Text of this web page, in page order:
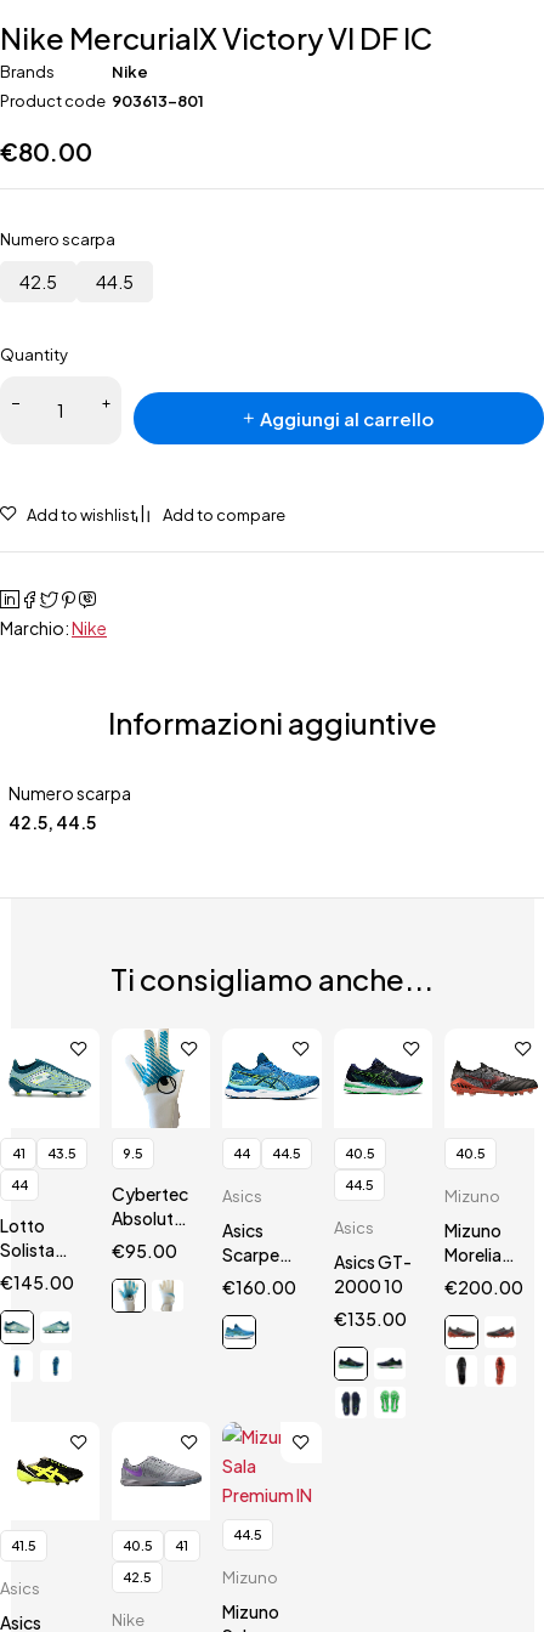
Nike MercurialX Victory VI DF IC
Brands
Nike
Product code 903613-801
€80.00
Numero scarpa
42.5 44.5
Quantity
MercurialX
quantità
Aggiungi al carrello
Add to wishlist Add to compare
Marchio:Nike
Informazioni aggiuntive
Numero scarpa
42.5, 44.5
Ti consigliamo anche...
41
43.5
44
Lotto
Solista
200 VII
€145.00
9.5
Cybertec
AbsolutGrip
HN
€95.00
44 44.5
Asics
Asics
Scarpe
Gel
€160.00
40.5
44.5
Asics
Asics GT-
2000 10
€135.00
40.5
Mizuno
Mizuno
Morelia
Neo III Β
€200.00
41.5
Asics
Asics
40.5
41
42.5
Nike
44.5
Mizuno
Mizuno